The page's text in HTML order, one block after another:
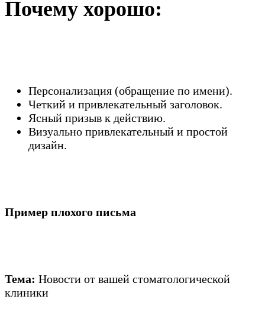
Почему хорошо:
Персонализация (обращение по имени).
Четкий и привлекательный заголовок.
Ясный призыв к действию.
Визуально привлекательный и простой
дизайн.
Пример плохого письма
Тема: Новости от вашей стоматологической
клиники